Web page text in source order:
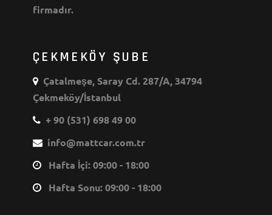
firmadır.
ÇEKMEKÖY ŞUBE
Çatalmeşe, Saray Cd. 287/A, 34794
Çekmeköy/İstanbul
+ 90 (531) 698 49 00
info@mattcar.com.tr
Hafta İçi: 09:00 - 18:00
Hafta Sonu: 09:00 - 18:00